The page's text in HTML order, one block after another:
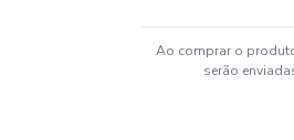
Ao comprar o
serão